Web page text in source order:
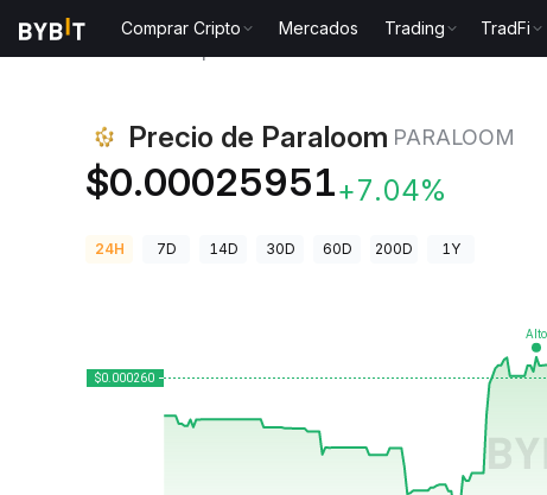
Comprar Cripto Mercados Trading TradFi
Precio de Paraloom PARALOOM
$0.00025951+7.04%
24H 7D 14D 30D 60D 200D 1Y